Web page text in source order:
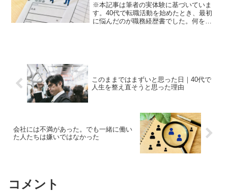
※本記事は筆者の実体験に基づいていま
す。40代で転職活動を始めたとき、最初
に悩んだのが職務経歴書でした。何を書
このままではまずいと思った日｜40代で
人生を整え直そうと思った理由
会社には不満があった。でも一緒に働い
た人たちは嫌いではなかった
コメント